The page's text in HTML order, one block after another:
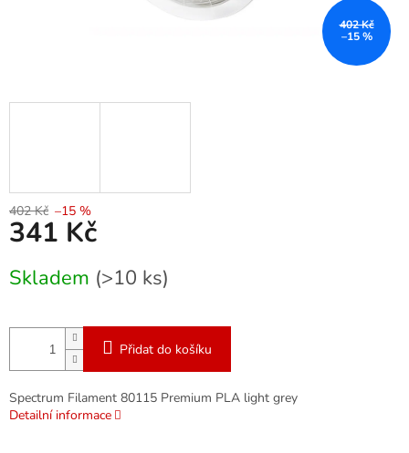
402 Kč
–15 %
402 Kč –15 %
341 Kč
cena:
Skladem (>10 ks)
Přidat do košíku
Spectrum Filament 80115 Premium PLA light grey
Detailní informace